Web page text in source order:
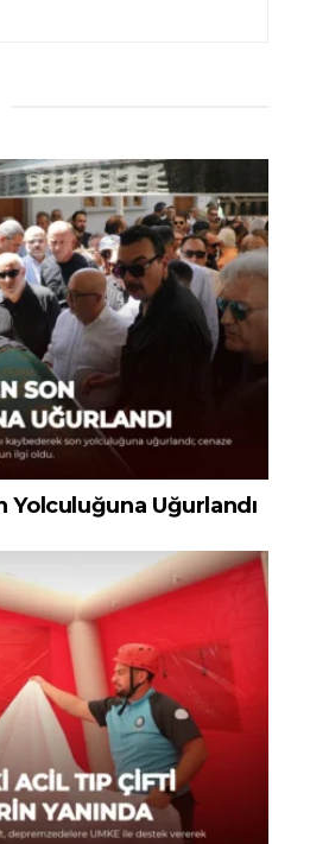
Yolculuğuna Uğurlandı